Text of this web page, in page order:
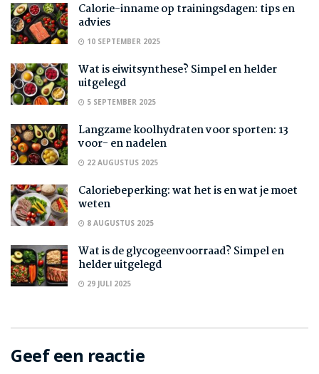
Calorie-inname op trainingsdagen: tips en
advies
10 SEPTEMBER 2025
Wat is eiwitsynthese? Simpel en helder
uitgelegd
5 SEPTEMBER 2025
Langzame koolhydraten voor sporten: 13
voor- en nadelen
22 AUGUSTUS 2025
Caloriebeperking: wat het is en wat je moet
weten
8 AUGUSTUS 2025
Wat is de glycogeenvoorraad? Simpel en
helder uitgelegd
29 JULI 2025
Geef een reactie